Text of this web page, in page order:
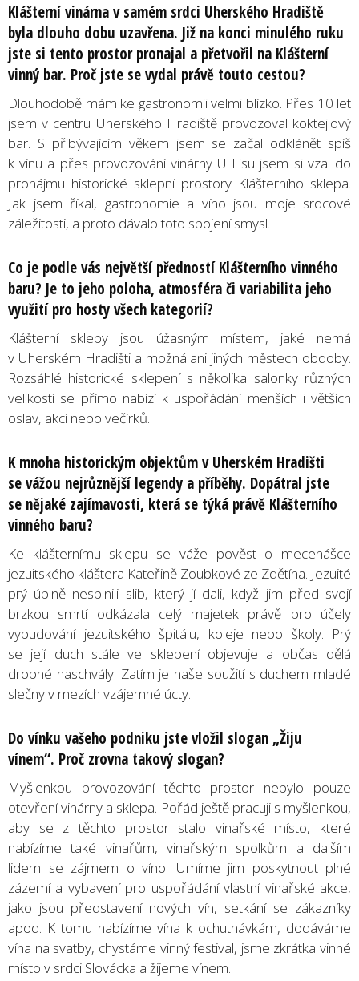
Klášterní vinárna v samém srdci Uherského Hradiště
byla dlouho dobu uzavřena. Již na konci minulého ruku
jste si tento prostor pronajal a přetvořil na Klášterní
vinný bar. Proč jste se vydal právě touto cestou?
Dlouhodobě mám ke gastronomii velmi blízko. Přes 10 let
jsem v centru Uherského Hradiště provozoval koktejlový
bar. S přibývajícím věkem jsem se začal odklánět spíš
k vínu a přes provozování vinárny U Lisu jsem si vzal do
pronájmu historické sklepní prostory Klášterního sklepa.
Jak jsem říkal, gastronomie a víno jsou moje srdcové
záležitosti, a proto dávalo toto spojení smysl.
Co je podle vás největší předností Klášterního vinného
baru? Je to jeho poloha, atmosféra či variabilita jeho
využití pro hosty všech kategorií?
Klášterní sklepy jsou úžasným místem, jaké nemá
v Uherském Hradišti a možná ani jiných městech obdoby.
Rozsáhlé historické sklepení s několika salonky různých
velikostí se přímo nabízí k uspořádání menších i větších
oslav, akcí nebo večírků.
K mnoha historickým objektům v Uherském Hradišti
se vážou nejrůznější legendy a příběhy. Dopátral jste
se nějaké zajímavosti, která se týká právě Klášterního
vinného baru?
Ke klášternímu sklepu se váže pověst o mecenášce
jezuitského kláštera Kateřině Zoubkové ze Zdětína. Jezuité
prý úplně nesplnili slib, který jí dali, když jim před svojí
brzkou smrtí odkázala celý majetek právě pro účely
vybudování jezuitského špitálu, koleje nebo školy. Prý
se její duch stále ve sklepení objevuje a občas dělá
drobné naschvály. Zatím je naše soužití s duchem mladé
slečny v mezích vzájemné úcty.
Do vínku vašeho podniku jste vložil slogan „Žiju
vínem“. Proč zrovna takový slogan?
Myšlenkou provozování těchto prostor nebylo pouze
otevření vinárny a sklepa. Pořád ještě pracuji s myšlenkou,
aby se z těchto prostor stalo vinařské místo, které
nabízíme také vinařům, vinařským spolkům a dalším
lidem se zájmem o víno. Umíme jim poskytnout plné
zázemí a vybavení pro uspořádání vlastní vinařské akce,
jako jsou představení nových vín, setkání se zákazníky
apod. K tomu nabízíme vína k ochutnávkám, dodáváme
vína na svatby, chystáme vinný festival, jsme zkrátka vinné
místo v srdci Slovácka a žijeme vínem.